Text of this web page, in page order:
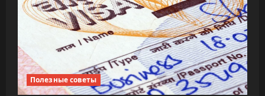
Полезные советы